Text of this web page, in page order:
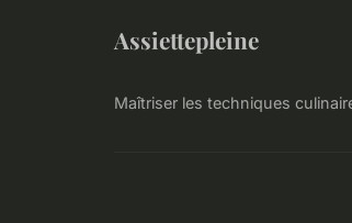
Assiettepleine
Maîtriser les techniques